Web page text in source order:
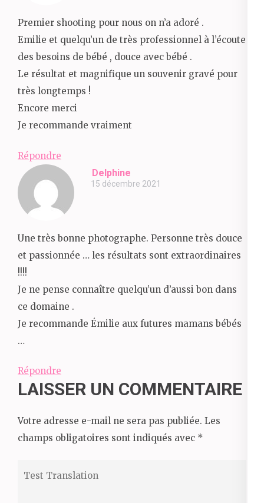
Premier shooting pour nous on n’a adoré .
Emilie et quelqu’un de très professionnel à l’écoute
des besoins de bébé , douce avec bébé .
Le résultat et magnifique un souvenir gravé pour
très longtemps !
Encore merci
Je recommande vraiment
Répondre
Delphine
15 décembre 2021
Une très bonne photographe. Personne très douce
et passionnée … les résultats sont extraordinaires
!!!!
Je ne pense connaître quelqu’un d’aussi bon dans
ce domaine .
Je recommande Émilie aux futures mamans bébés
…
Répondre
LAISSER UN COMMENTAIRE
Votre adresse e-mail ne sera pas publiée. Les
champs obligatoires sont indiqués avec *